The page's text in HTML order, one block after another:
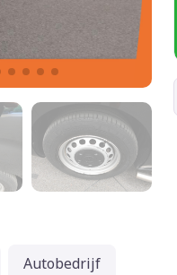
Autobedrijf